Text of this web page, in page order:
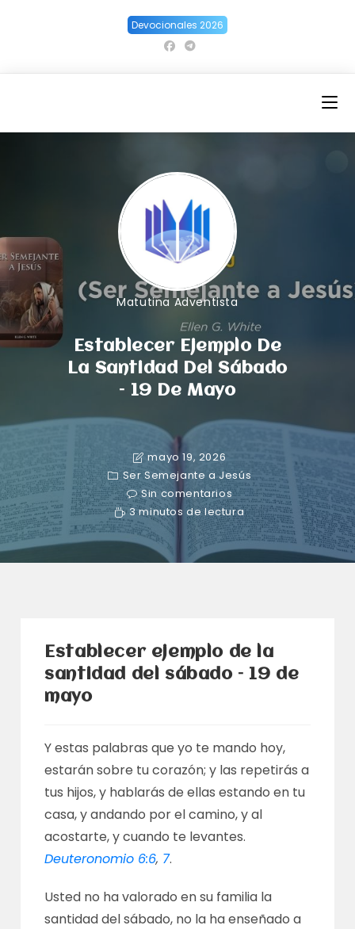
Devocionales 2026
Matutina Adventista
Establecer Ejemplo De
La Santidad Del Sábado
– 19 De Mayo
mayo 19, 2026
Ser Semejante a Jesús
Sin comentarios
3 minutos de lectura
Establecer ejemplo de la
santidad del sábado – 19 de
mayo
Y estas palabras que yo te mando hoy,
estarán sobre tu corazón; y las repetirás a
tus hijos, y hablarás de ellas estando en tu
casa, y andando por el camino, y al
acostarte, y cuando te levantes.
Deuteronomio 6:6, 7.
Usted no ha valorado en su familia la
santidad del sábado, no la ha enseñado a